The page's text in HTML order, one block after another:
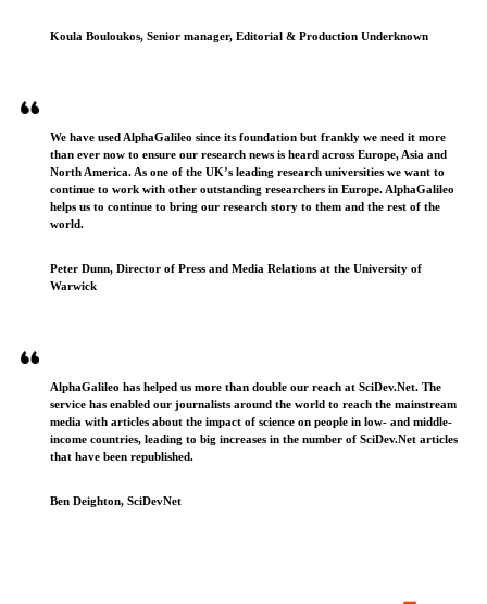
Koula Bouloukos, Senior manager, Editorial & Production Underknown
We have used AlphaGalileo since its foundation but frankly we need it more
than ever now to ensure our research news is heard across Europe, Asia and
North America. As one of the UK’s leading research universities we want to
continue to work with other outstanding researchers in Europe. AlphaGalileo
helps us to continue to bring our research story to them and the rest of the
world.
Peter Dunn, Director of Press and Media Relations at the University of
Warwick
AlphaGalileo has helped us more than double our reach at SciDev.Net. The
service has enabled our journalists around the world to reach the mainstream
media with articles about the impact of science on people in low- and middle-
income countries, leading to big increases in the number of SciDev.Net articles
that have been republished.
Ben Deighton, SciDevNet